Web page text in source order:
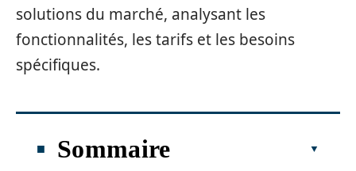
solutions du marché, analysant les
fonctionnalités, les tarifs et les besoins
spécifiques.
Sommaire